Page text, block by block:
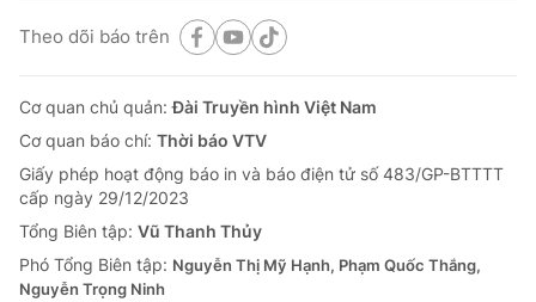
thuận bằng văn bản. Ghi rõ nguồn VTV.vn khi phát hành lại
thông tin từ website này.
Theo dõi báo trên
Cơ quan chủ quản:Đài Truyền hình Việt Nam
Cơ quan báo chí: Thời báo VTV
Giấy phép hoạt động báo in và báo điện tử số 483/GP-BTTTT
cấp ngày 29/12/2023
Tổng Biên tập: Vũ Thanh Thủy
Phó Tổng Biên tập: Nguyễn Thị Mỹ Hạnh, Phạm Quốc Thắng,
Nguyễn Trọng Ninh